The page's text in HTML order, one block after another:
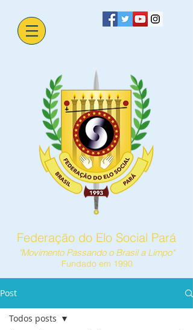
Federação do Elo Social Pará
"Movimento Passando o Brasil a Limpo"
Fundado em 1990
Post
Todos posts